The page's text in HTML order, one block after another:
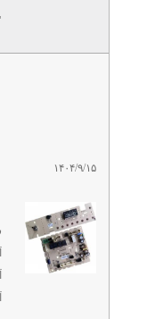
آموزشگاه
آموزش حرفه
تلفن: ۰۲۸۳۳۳۲۵۹۱۵
آموزشگاه برتر
همراه (موبایل)
آموزشگاه
تلفن: ۰۵۱۳۸۴۳۴۲۹۷
،
۱۴۰۴/۹/۱۵